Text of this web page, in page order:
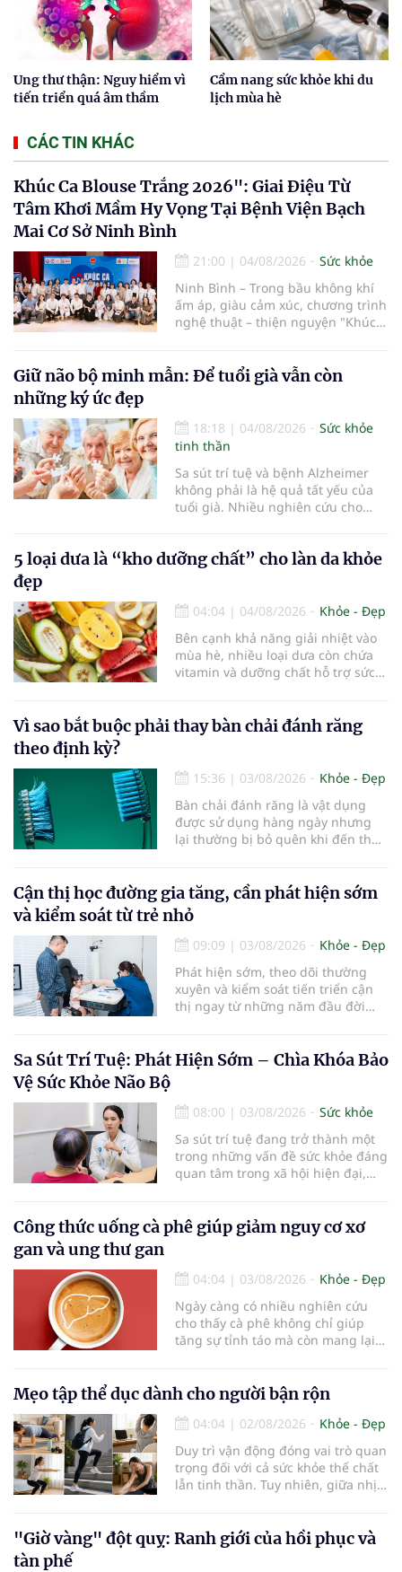
Ung thư thận: Nguy hiểm vì
tiến triển quá âm thầm
Cẩm nang sức khỏe khi du
lịch mùa hè
CÁC TIN KHÁC
Khúc Ca Blouse Trắng 2026": Giai Điệu Từ
Tâm Khơi Mầm Hy Vọng Tại Bệnh Viện Bạch
Mai Cơ Sở Ninh Bình
21:00 | 04/08/2026
Sức khỏe
Ninh Bình – Trong bầu không khí
ấm áp, giàu cảm xúc, chương trình
nghệ thuật – thiện nguyện "Khúc
điểm dừng chân đầu tiên tại Bệnh
viện Bạch Mai cơ sở Ninh Bình.
Giữ não bộ minh mẫn: Để tuổi già vẫn còn
những ký ức đẹp
18:18 | 04/08/2026
Sức khỏe
tinh thần
Sa sút trí tuệ và bệnh Alzheimer
không phải là hệ quả tất yếu của
tuổi già. Nhiều nghiên cứu cho
rèn luyện trí não mỗi ngày có thể
tuổi gìn giữ trí nhớ và sống độc lập
5 loại dưa là “kho dưỡng chất” cho làn da khỏe
đẹp
04:04 | 04/08/2026
Khỏe - Đẹp
Bên cạnh khả năng giải nhiệt vào
mùa hè, nhiều loại dưa còn chứa
vitamin và dưỡng chất hỗ trợ sức
Vì sao bắt buộc phải thay bàn chải đánh răng
theo định kỳ?
15:36 | 03/08/2026
Khỏe - Đẹp
Bàn chải đánh răng là vật dụng
được sử dụng hàng ngày nhưng
lại thường bị bỏ quên khi đến thời
bàn chải quá lâu có thể làm giảm
hiệu quả làm sạch và ảnh hưởng
đến sức khỏe răng miệng...
Cận thị học đường gia tăng, cần phát hiện sớm
và kiểm soát từ trẻ nhỏ
09:09 | 03/08/2026
Khỏe - Đẹp
Phát hiện sớm, theo dõi thường
xuyên và kiểm soát tiến triển cận
thị ngay từ những năm đầu đời
trẻ. Đây cũng là định hướng của
Trung tâm Nhãn nhi và Kiểm soát
Đô đưa vào hoạt động ngày 1/8.
Sa Sút Trí Tuệ: Phát Hiện Sớm – Chìa Khóa Bảo
Vệ Sức Khỏe Não Bộ
08:00 | 03/08/2026
Sức khỏe
Sa sút trí tuệ đang trở thành một
trong những vấn đề sức khỏe đáng
quan tâm trong xã hội hiện đại,
triệu người trên thế giới đang
sống chung với bệnh, trong đó
70% trường hợp.
Công thức uống cà phê giúp giảm nguy cơ xơ
gan và ung thư gan
04:04 | 03/08/2026
Khỏe - Đẹp
Ngày càng có nhiều nghiên cứu
cho thấy cà phê không chỉ giúp
tăng sự tỉnh táo mà còn mang lại
đóng vai trò lọc độc tố, chuyển hóa
thuốc và dự trữ nhiều vitamin,
khoáng chất thiết yếu nhưng cũng
rất dễ bị tổn thương…
Mẹo tập thể dục dành cho người bận rộn
04:04 | 02/08/2026
Khỏe - Đẹp
Duy trì vận động đóng vai trò quan
trọng đối với cả sức khỏe thể chất
lẫn tinh thần. Tuy nhiên, giữa nhịp
cho các hoạt động tập luyện
thường trở thành một thách thức
"Giờ vàng" đột quỵ: Ranh giới của hồi phục và
tàn phế